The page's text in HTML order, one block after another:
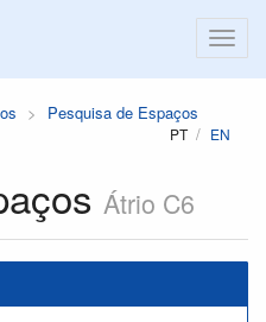
Pesquisa de Espaços
PT EN
Átrio C6